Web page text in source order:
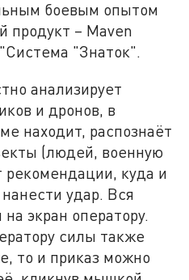
боевым опытом
продукт – Maven
"Знаток".
анализирует
и дронов, в
находит, распознаёт
(людей, военную
рекомендации, куда и
удар. Вся
экран оператору.
силы также
то и приказ можно